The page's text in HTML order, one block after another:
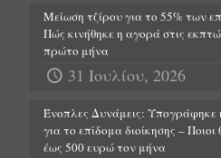
Μείωση τζίρου για το 55% των
Πώς κινήθηκε η αγορά στις
πρώτο μήνα
31 Ιουλίου, 2026
Ένοπλες Δυνάμεις:
για το επίδομα διοίκησης –
έως 500 ευρώ τον μήνα